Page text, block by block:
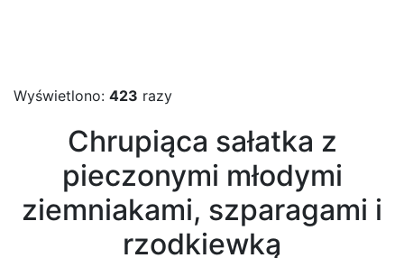
Wyświetlono: 423 razy
Chrupiąca sałatka z
pieczonymi młodymi
ziemniakami, szparagami i
rzodkiewką